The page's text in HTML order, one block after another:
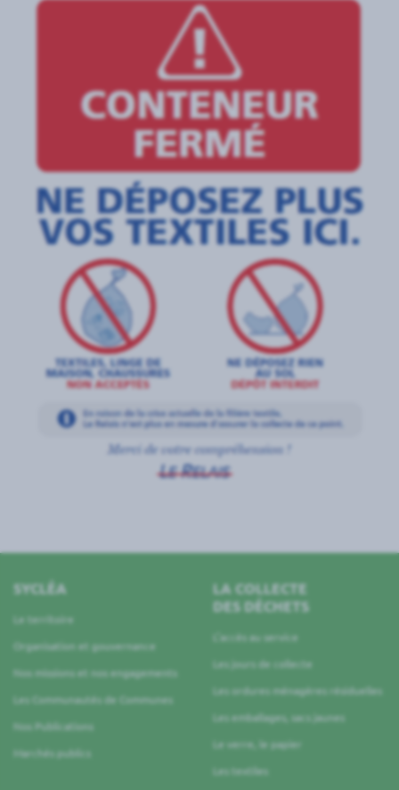
SYCLÉA
Le territoire
Organisation et gouvernance
Nos missions et nos engagements
Les Communautés de Communes
Nos Publications
Marchés publics
LA COLLECTE
DES DÉCHETS
L’accès au service
Les jours de collecte
Les ordures ménagères résiduelles
Les emballages, sacs jaunes
Le verre, le papier
Les textiles